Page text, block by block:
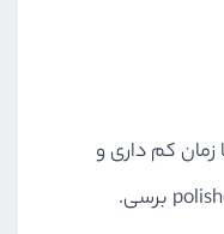
زمان کم داری و